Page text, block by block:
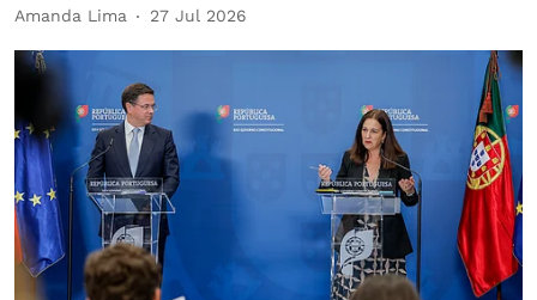
Amanda Lima 27 Jul 2026